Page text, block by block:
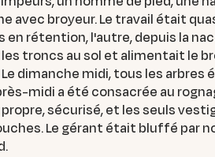
avec broyeur. Le travail était
en rétention, l'autre, depuis la
troncs au sol et alimentait le
dimanche midi, tous les
midi a été consacrée au
sécurisé, et les seuls
Le gérant était bluffé par